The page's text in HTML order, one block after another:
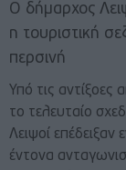
Ο δήμαρχος
η τουριστική
περσινή
Υπό τις αντίξοες
το τελευταίο
Λειψοί
έντονα